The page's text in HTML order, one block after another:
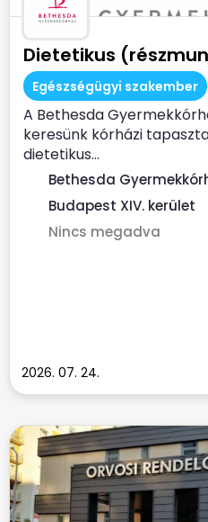
Dietetikus
Egészségügyi szakember
A Bethesda
keresünk kórházi
dietetikus...
Bethesda
Budapest XIV. kerület
Nincs megadva
2026. 07. 24.